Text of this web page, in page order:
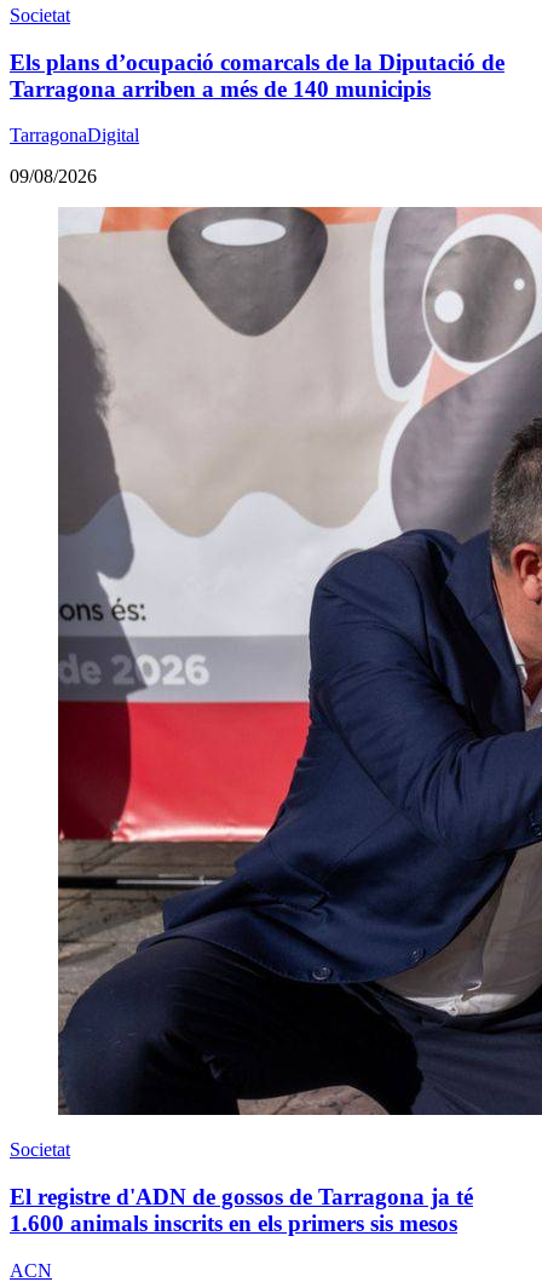
Societat
Els plans d’ocupació comarcals de la Diputació de
Tarragona arriben a més de 140 municipis
TarragonaDigital
09/08/2026
Societat
El registre d'ADN de gossos de Tarragona ja té
1.600 animals inscrits en els primers sis mesos
ACN